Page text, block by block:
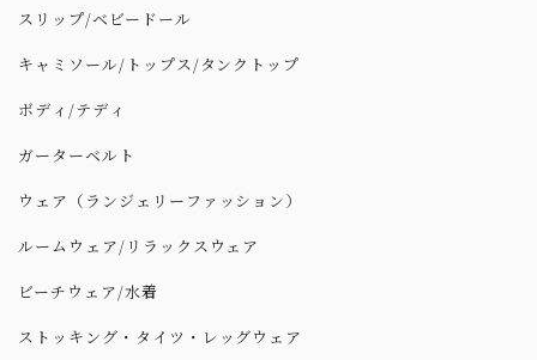
スリップ/ベビードール
キャミソール/トップス/タンクトップ
ボディ/テディ
ガーターベルト
ウェア（ランジェリーファッション）
ルームウェア/リラックスウェア
ビーチウェア/水着
ストッキング・タイツ・レッグウェア